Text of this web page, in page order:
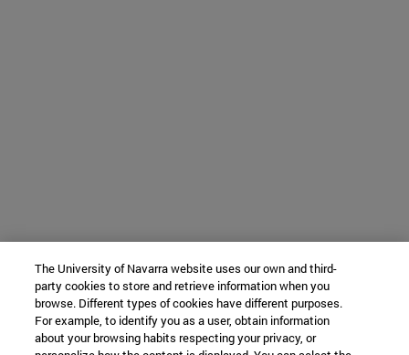
The University of Navarra website uses our own and third-
party cookies to store and retrieve information when you
browse. Different types of cookies have different purposes.
For example, to identify you as a user, obtain information
about your browsing habits respecting your privacy, or